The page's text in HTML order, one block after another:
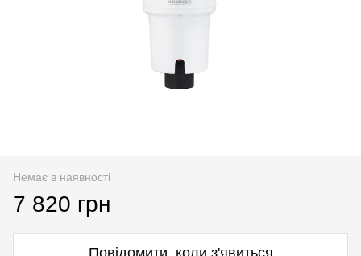
Немає в наявності
7 820 грн
Повідомити, коли з'явиться